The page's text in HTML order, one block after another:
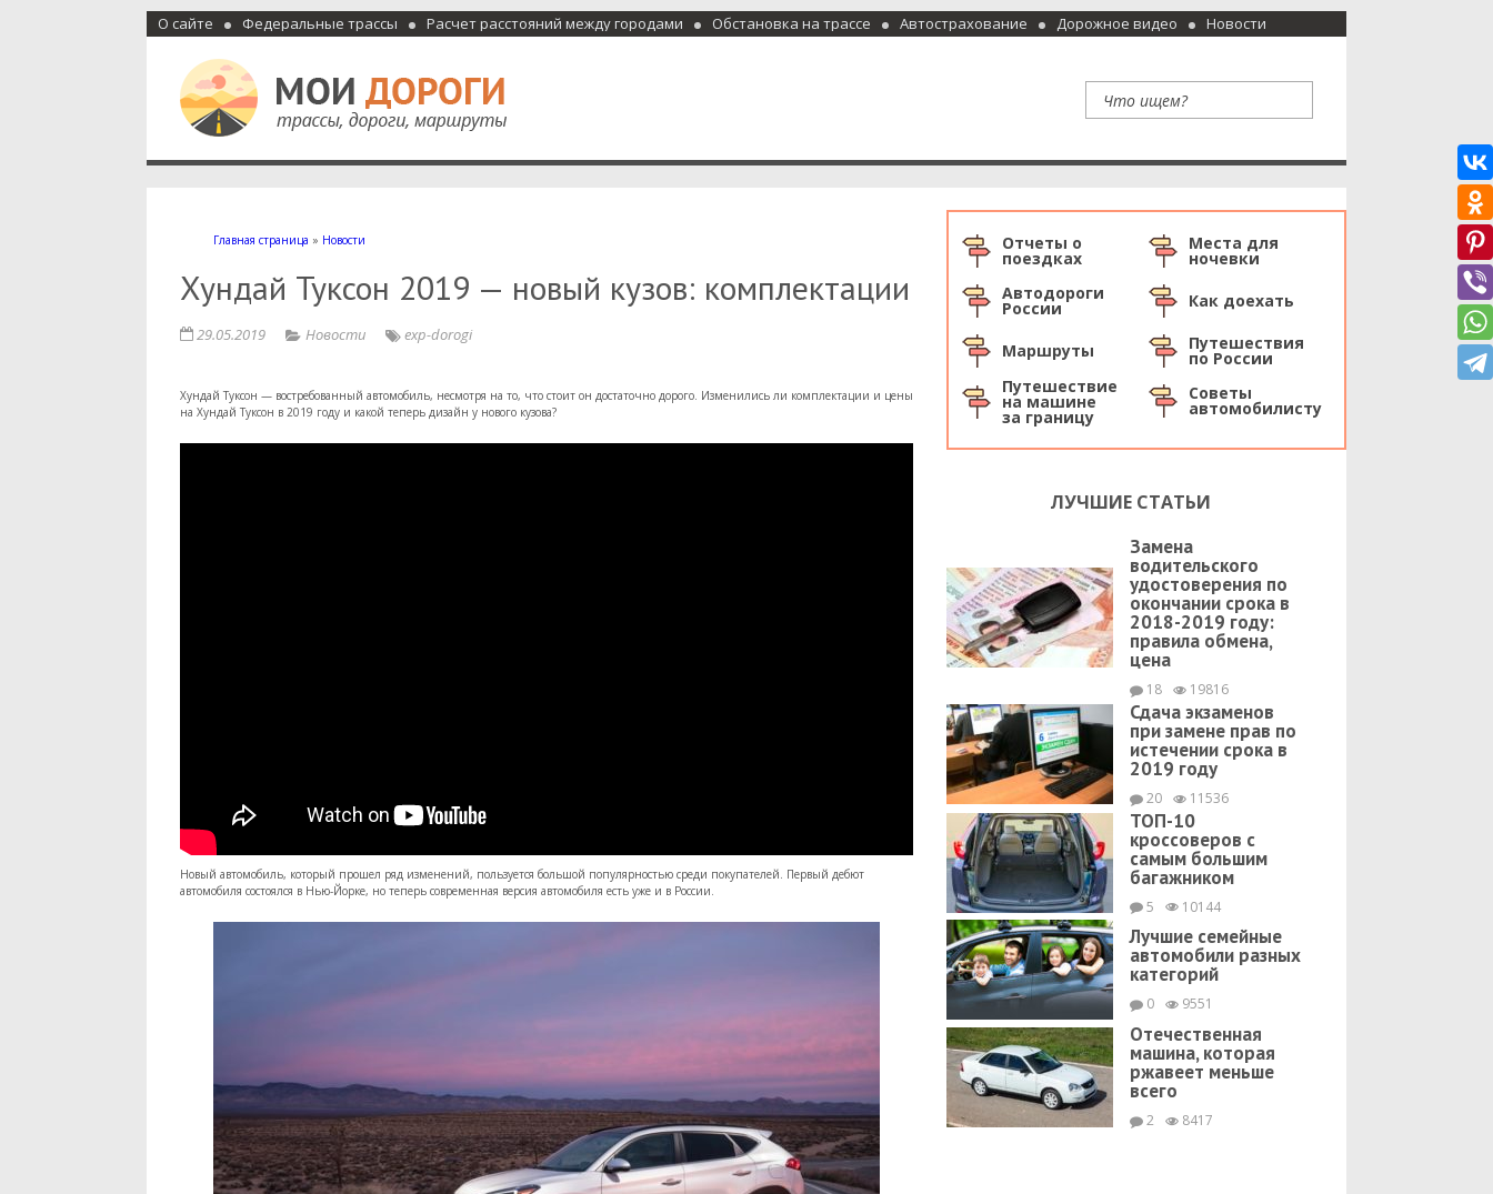
О сайте Федеральные трассы Расчет расстояний между городами Обстановка на трассе Автострахование Дорожное видео Новости
Мои дороги
Как доехать, автомобильные дороги и трассы России, мотели и гостиницы
Главная страница » Новости
Хундай Туксон 2019 — новый кузов: комплектации
29.05.2019 Новости exp-dorogi
Хундай Туксон — востребованный автомобиль, несмотря на то, что стоит он достаточно дорого. Изменились ли комплектации и цены
на Хундай Туксон в 2019 году и какой теперь дизайн у нового кузова?
Новый автомобиль, который прошел ряд изменений, пользуется большой популярностью среди покупателей. Первый дебют
автомобиля состоялся в Нью-Йорке, но теперь современная версия автомобиля есть уже и в России.
Отчеты о
поездках
Места для
ночевки
Автодороги
России Как доехать
Маршруты Путешествия
по России
Путешествие
на машине
за границу
Советы
автомобилисту
ЛУЧШИЕ СТАТЬИ
Замена
водительского
удостоверения по
окончании срока в
2018-2019 году:
правила обмена,
цена
18 19816
Сдача экзаменов
при замене прав по
истечении срока в
2019 году
20 11536
ТОП-10
кроссоверов с
самым большим
багажником
5 10144
Лучшие семейные
автомобили разных
категорий
0 9551
Отечественная
машина, которая
ржавеет меньше
всего
2 8417